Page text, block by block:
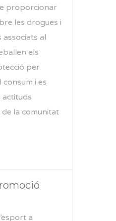
proporcionar
les drogues i
associats al
els
per
i es
actituds
la comunitat
a